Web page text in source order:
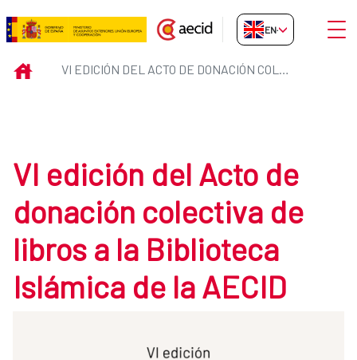
Skip to Main Content
VI edición del Acto de donación
EN-GB
INICIO VI EDICIÓN DEL ACTO DE DONACIÓN COLECTIVA DE LIBROS A LA BIBLIOTECA ISLÁMICA DE LA AECID
VI edición del Acto de
donación colectiva de
libros a la Biblioteca
Islámica de la AECID